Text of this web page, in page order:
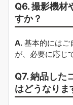
Q6. 撮影機材
すか？
A. 基本的にはご
が、必要に応じ
Q7. 納品した
はどうなりま